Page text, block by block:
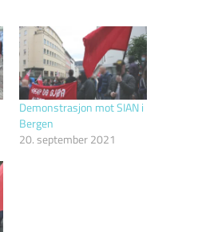
Demonstrasjon mot SIAN i
Bergen
20. september 2021